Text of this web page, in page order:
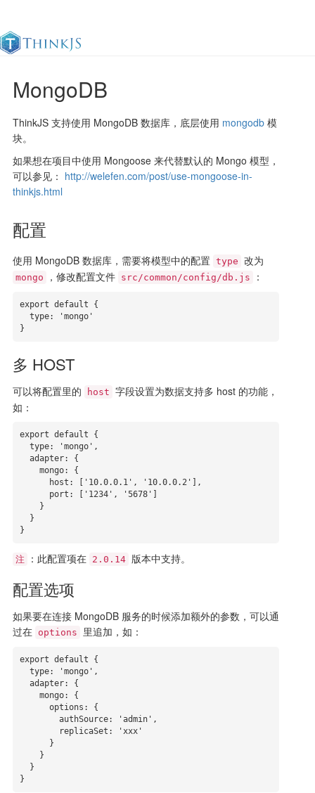
官方文档
MongoDB
ThinkJS 支持使用 MongoDB 数据库，底层使用 mongodb模
块。
如果想在项目中使用 Mongoose 来代替默认的 Mongo 模型，
可以参见： http://welefen.com/post/use-mongoose-in-
thinkjs.html
配置
使用 MongoDB 数据库，需要将模型中的配置 type 改为
mongo ，修改配置文件 src/common/config/db.js ：
export default {
}
多 HOST
可以将配置里的 host 字段设置为数据支持多 host 的功能，
如：
export default {
}
注 ：此配置项在 2.0.14 版本中支持。
配置选项
如果要在连接 MongoDB 服务的时候添加额外的参数，可以通
过在 options 里追加，如：
export default {
}